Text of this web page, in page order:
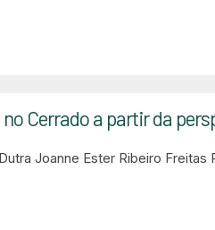
Cerrado a partir da
Joanne Ester Ribeiro Freitas